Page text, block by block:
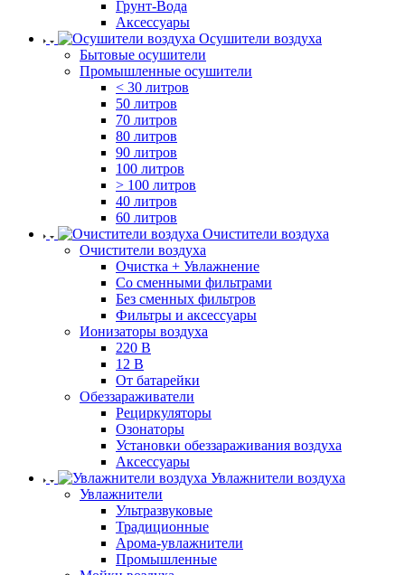
Грунт-Вода
Аксессуары
Осушители воздуха
Бытовые осушители
Промышленные осушители
< 30 литров
50 литров
70 литров
80 литров
90 литров
100 литров
> 100 литров
40 литров
60 литров
Очистители воздуха
Очистители воздуха
Очистка + Увлажнение
Cо сменными фильтрами
Без сменных фильтров
Фильтры и аксессуары
Ионизаторы воздуха
220 В
12 В
От батарейки
Обеззараживатели
Рециркуляторы
Озонаторы
Установки обеззараживания воздуха
Аксессуары
Увлажнители воздуха
Увлажнители
Ультразвуковые
Традиционные
Арома-увлажнители
Промышленные